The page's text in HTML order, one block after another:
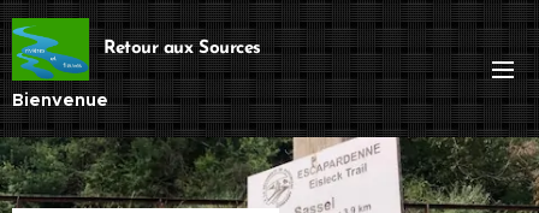
Retour aux Sources
Bienvenue